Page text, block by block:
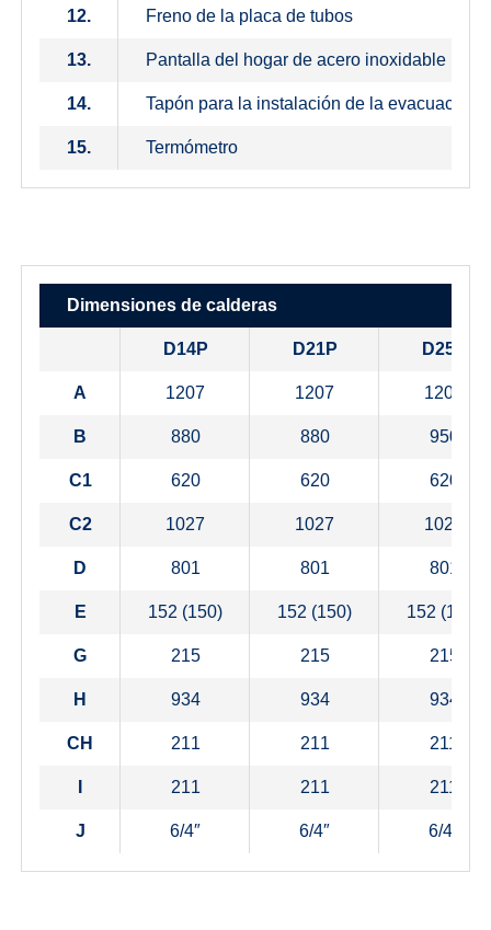
12. Freno de la placa de tubos
13. Pantalla del hogar de acero inoxidable
14. Tapón para la instalación de la evacuación
15. Termómetro
Dimensiones de calderas
D14P D21P D25P
A 1207 1207 1207
B 880 880 950
C1 620 620 620
C2 1027 1027 1027
D 801 801 801
E 152 (150) 152 (150) 152 (150)
G 215 215 215
H 934 934 934
CH 211 211 211
211 211 211
J 6/4″ 6/4″ 6/4″